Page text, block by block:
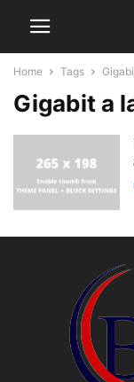
Home Tags
Gigabit a